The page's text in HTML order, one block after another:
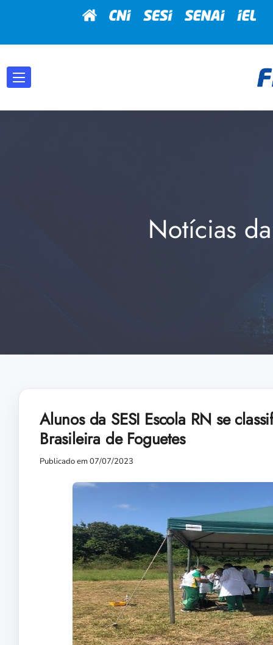
Notícias
Alunos da SESI Escola RN se
Brasileira de Foguetes
Publicado em 07/07/2023